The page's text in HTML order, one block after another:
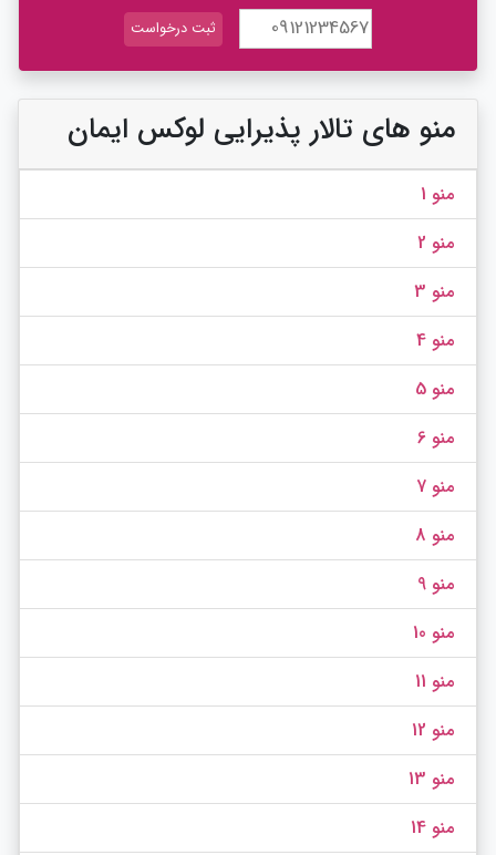
منو های تالار پذیرایی لوکس ایمان
منو 1
منو 2
منو 3
منو 4
منو 5
منو 6
منو 7
منو 8
منو 9
منو 10
منو 11
منو 12
منو 13
منو 14